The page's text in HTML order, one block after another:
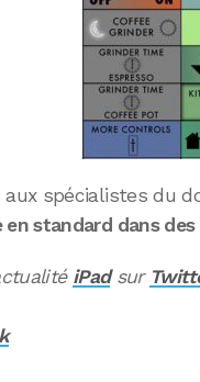
aux spécialistes du
standard dans
iPadsur